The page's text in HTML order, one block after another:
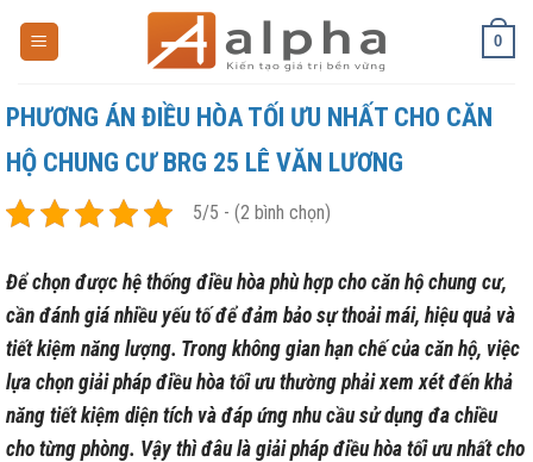
0
PHƯƠNG ÁN ĐIỀU HÒA TỐI ƯU NHẤT CHO CĂN
HỘ CHUNG CƯ BRG 25 LÊ VĂN LƯƠNG
5/5 - (2 bình chọn)
Để chọn được hệ thống điều hòa phù hợp cho căn hộ chung cư,
cần đánh giá nhiều yếu tố để đảm bảo sự thoải mái, hiệu quả và
tiết kiệm năng lượng. Trong không gian hạn chế của căn hộ, việc
lựa chọn giải pháp điều hòa tối ưu thường phải xem xét đến khả
năng tiết kiệm diện tích và đáp ứng nhu cầu sử dụng đa chiều
cho từng phòng. Vậy thì đâu là giải pháp điều hòa tối ưu nhất cho